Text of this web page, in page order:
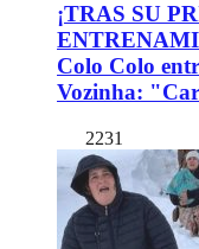
¡TRAS SU
Colo Colo
Vozinha:
2231